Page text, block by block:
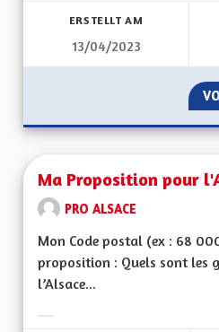
ERSTELLT AM
13/04/2023
Ma Proposition pour
PRO ALSACE
Mon Code postal (ex : 68
proposition : Quels sont les
l’Alsace...